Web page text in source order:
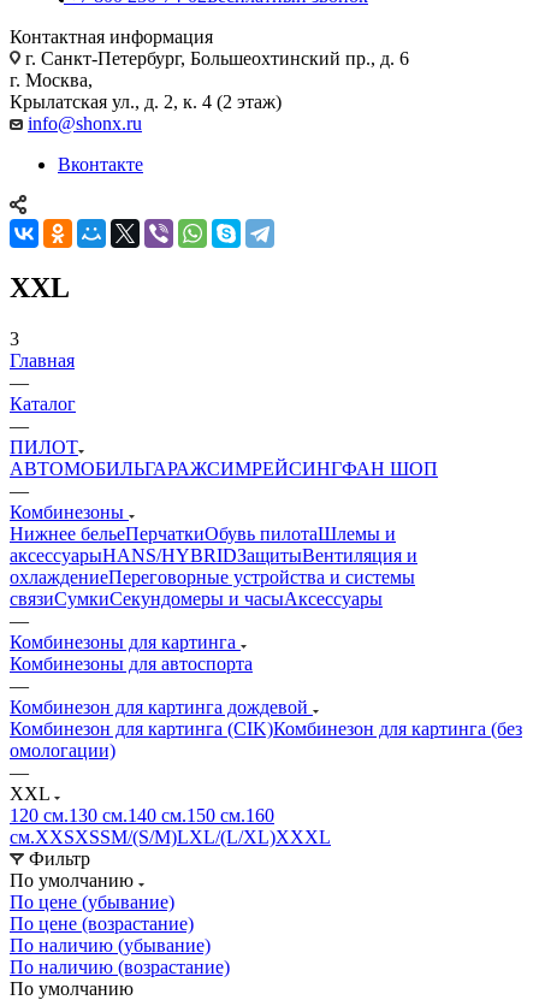
Контактная информация
г. Санкт-Петербург, Большеохтинский пр., д. 6
г. Москва,
Крылатская ул., д. 2, к. 4 (2 этаж)
info@shonx.ru
Вконтакте
XXL
3
Главная
—
Каталог
—
ПИЛОТ
АВТОМОБИЛЬГАРАЖСИМРЕЙСИНГФАН ШОП
—
Комбинезоны
Нижнее бельеПерчаткиОбувь пилотаШлемы и
аксессуарыHANS/HYBRIDЗащитыВентиляция и
охлаждениеПереговорные устройства и системы
связиСумкиСекундомеры и часыАксессуары
—
Комбинезоны для картинга
Комбинезоны для автоспорта
—
Комбинезон для картинга дождевой
Комбинезон для картинга (CIK)Комбинезон для картинга (без
омологации)
—
XXL
120 см.130 см.140 см.150 см.160
см.XXSXSSM/(S/M)LXL/(L/XL)XXXL
Фильтр
По умолчанию
По цене (убывание)
По цене (возрастание)
По наличию (убывание)
По наличию (возрастание)
По умолчанию